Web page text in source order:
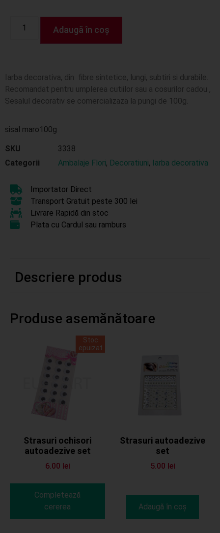
Adaugă în coș
Iarba decorativa, din fibre sintetice, lungi, subtiri si durabile.
Recomandat pentru umplerea cutiilor sau a cosurilor cadou ,
Sesalul decorativ se comercializaza la pungi de 100g.
sisal maro100g
SKU
3338
Categorii
Ambalaje Flori, Decoratiuni, Iarba decorativa
Importator Direct
Transport Gratuit peste 300 lei
Livrare Rapidă din stoc
Plata cu Cardul sau ramburs
Descriere produs
Produse asemănătoare
Stoc
epuizat
Strasuri ochisori
autoadezive set
6.00 lei
Completează
cererea
Strasuri autoadezive
set
5.00 lei
Adaugă în coș